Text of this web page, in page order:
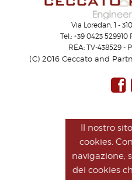
Via Loredan, 1 -
Tel.: +39 0423 529910
REA: TV-438529 -
(C) 2016 Ceccato and
Il nostro
cookies.
navigazione,
dei cookies